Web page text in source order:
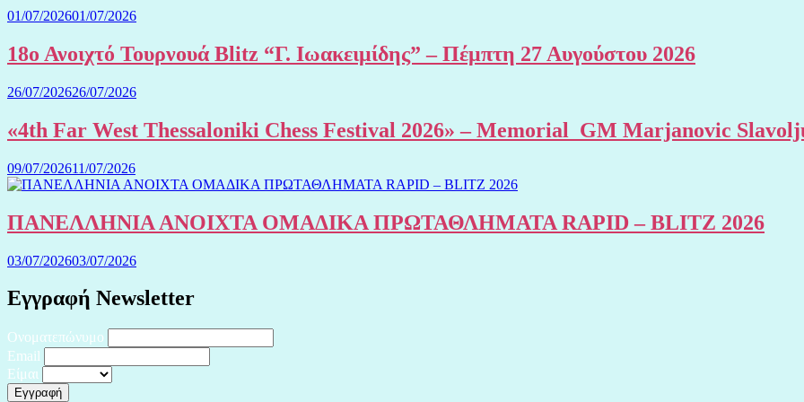
01/07/202601/07/2026
18ο Ανοιχτό Τουρνουά Blitz “Γ. Ιωακειμίδης” – Πέμπτη 27 Αυγούστου 2026
26/07/202626/07/2026
«4th Far West Thessaloniki Chess Festival 2026» – Memorial GM Marjanovic
09/07/202611/07/2026
ΠΑΝΕΛΛΗΝΙΑ ΑΝΟΙΧΤΑ ΟΜΑΔΙΚΑ ΠΡΩΤΑΘΛΗΜΑΤΑ RAPID – BLITZ 2026
03/07/202603/07/2026
Εγγραφή Newsletter
Ονοματεπώνυμο
Email
Είμαι